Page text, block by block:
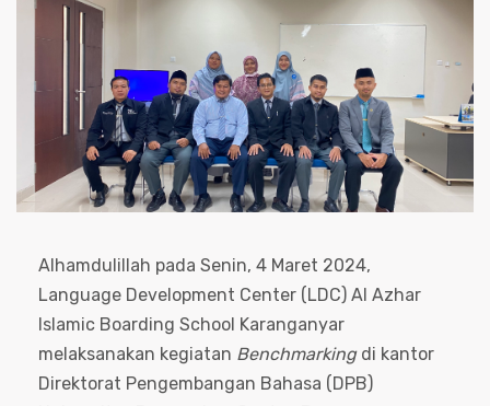
Alhamdulillah pada Senin, 4 Maret 2024,
Language Development Center (LDC) Al Azhar
Islamic Boarding School Karanganyar
melaksanakan kegiatan Benchmarkingdi kantor
Direktorat Pengembangan Bahasa (DPB)